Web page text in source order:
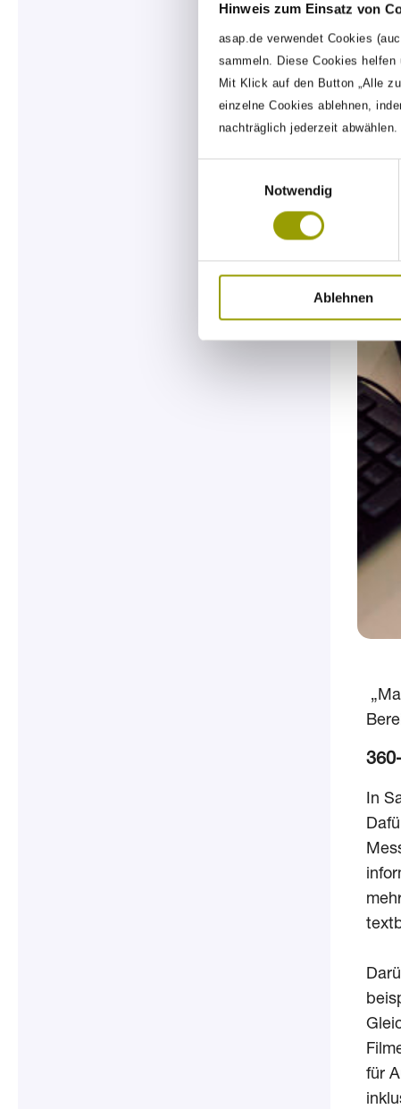
Hinweis zum Einsatz von
asap.de verwendet Cookies
sammeln. Diese Cookies
Mit Klick auf den Button „Alle
einzelne Cookies ablehnen,
nachträglich jederzeit
Notwendig
Ablehnen
In
für